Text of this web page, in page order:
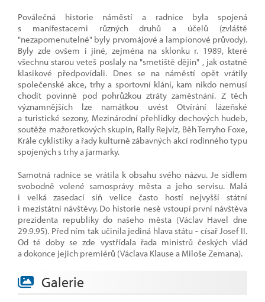
Poválečná historie náměstí a radnice byla spojená
s manifestacemi různých druhů a účelů (zvláště
"nezapomenutelné" byly prvomájové a lampionové průvody).
Byly zde ovšem i jiné, zejména na sklonku r. 1989, které
všechnu starou veteš poslaly na "smetiště dějin" , jak ostatně
klasikové předpovídali. Dnes se na náměstí opět vrátily
společenské akce, trhy a sportovní klání, kam nikdo nemusí
chodit povinně pod pohrůžkou ztráty zaměstnání. Z těch
významnějších lze namátkou uvést Otvírání lázeňské
a turistické sezony, Mezinárodní přehlídky dechových hudeb,
soutěže mažoretkových skupin, Rally Rejvíz, Běh Terryho Foxe,
Krále cyklistiky a řady kulturně zábavných akcí rodinného typu
spojených s trhy a jarmarky.
Samotná radnice se vrátila k obsahu svého názvu. Je sídlem
svobodně volené samosprávy města a jeho servisu. Malá
i velká zasedací síň velice často hostí nejvyšší státní
i mezistátní návštěvy. Do historie nesě vstoupí první návštěva
prezidenta republiky do našeho města (Václav Havel dne
29.9.95). Před ním tak učinila jediná hlava státu - císař Josef II.
Od té doby se zde vystřídala řada ministrů českých vlád
a dokonce jejich premiérů (Václava Klause a Miloše Zemana).
Galerie